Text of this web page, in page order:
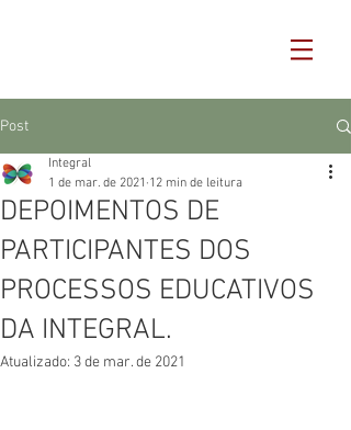
Post
DEPOIMENTOS DE
PARTICIPANTES DOS
PROCESSOS EDUCATIVOS
DA INTEGRAL.
Integral
1 de mar. de 2021 12 min de leitura
Atualizado: 3 de mar. de 2021